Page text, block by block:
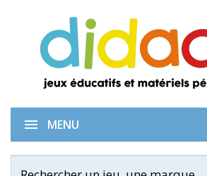
MENU
Pyramides à